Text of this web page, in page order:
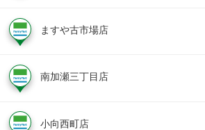
ますや古市場店
南加瀬三丁目店
小向西町店